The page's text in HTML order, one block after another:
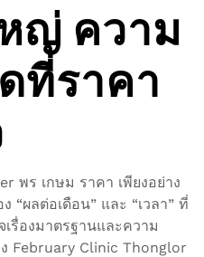
ญ่ ความ
ที่ราคา
พร เกษม ราคา เพียงอย่าง
ผลต่อเดือน” และ “เวลา” ที่
รื่องมาตรฐานและความ
February Clinic Thonglor